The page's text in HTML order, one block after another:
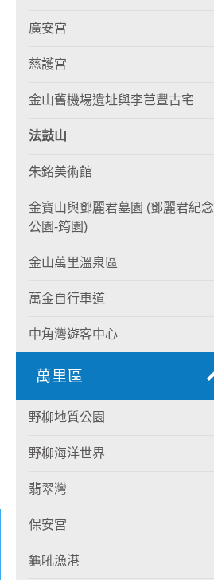
廣安宮
慈護宮
金山舊機場遺址與李芑豐古宅
法鼓山
朱銘美術館
金寶山與鄧麗君墓園 (鄧麗君紀念
公園-筠園)
金山萬里溫泉區
萬金自行車道
中角灣遊客中心
萬里區
野柳地質公園
野柳海洋世界
翡翠灣
保安宮
龜吼漁港